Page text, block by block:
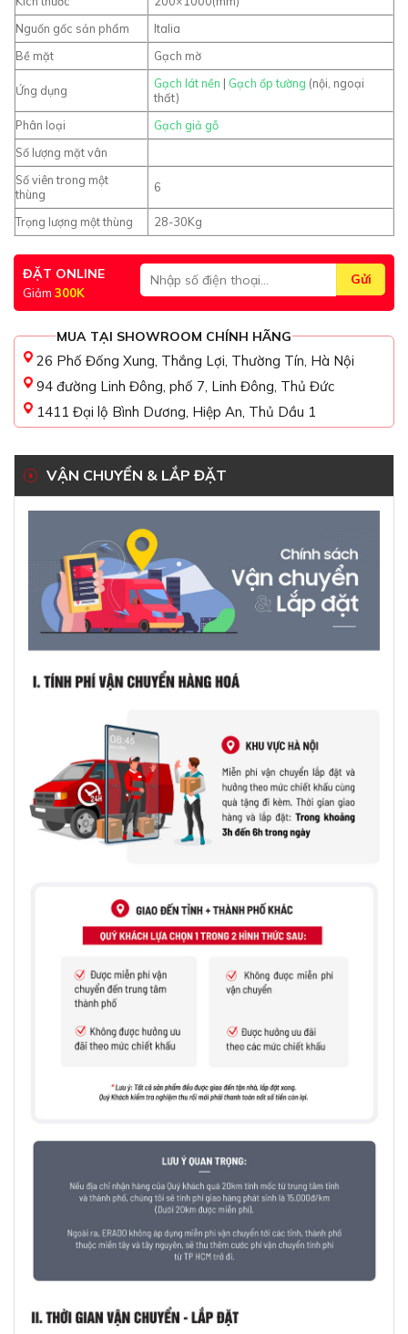
Nguốn gốc sản phẩm
Italia
Bề mặt
Gạch mờ
Ứng dụng Gạch lát nền | Gạch ốp tường (nội, ngoại
thất)
Phân loại
Gạch giả gỗ
Số lượng mặt vân
Số viên trong một
thùng
6
Trọng lượng một thùng 28-30Kg
ĐẶT ONLINE
Giảm 300K
MUA TẠI SHOWROOM CHÍNH HÃNG
26 Phố Đống Xung, Thắng Lợi, Thường Tín, Hà Nội
94 đường Linh Đông, phố 7, Linh Đông, Thủ Đức
1411 Đại lộ Bình Dương, Hiệp An, Thủ Dầu 1
VẬN CHUYỂN & LẮP ĐẶT